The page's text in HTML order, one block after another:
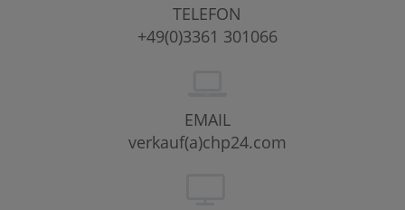
TELEFON
+49(0)3361 301066
EMAIL
verkauf(a)chp24.com